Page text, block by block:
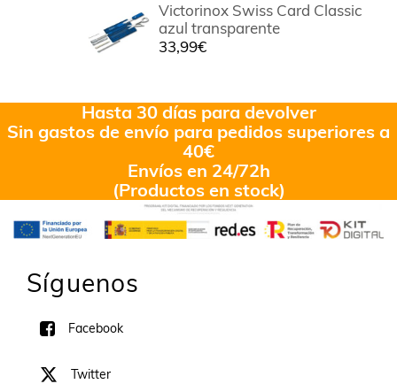
Victorinox Swiss Card Classic
azul transparente
33,99€
Hasta 30 días para devolver
Sin gastos de envío para pedidos superiores a
40€
Envíos en 24/72h
(Productos en stock)
Síguenos
Facebook
Twitter